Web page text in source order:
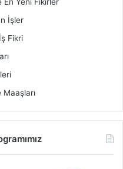
İşler
Fikri